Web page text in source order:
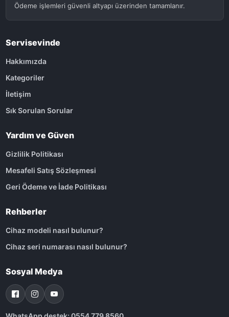
Ödeme işlemleri güvenli altyapı üzerinden tamamlanır.
Servisevinde
Hakkımızda
Kategoriler
İletişim
Sık Sorulan Sorular
Yardım ve Güven
Gizlilik Politikası
Mesafeli Satış Sözleşmesi
Geri Ödeme ve İade Politikası
Rehberler
Cihaz modeli nasıl bulunur?
Cihaz seri numarası nasıl bulunur?
Sosyal Medya